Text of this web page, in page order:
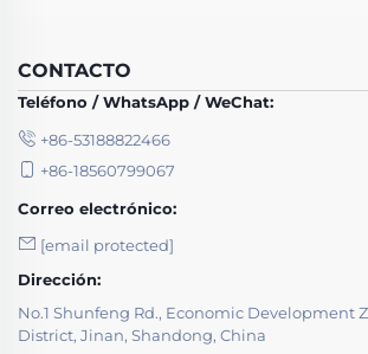
CONTACTO
Teléfono / WhatsApp / WeChat:
+86-53188822466
+86-18560799067
Correo electrónico:
[email protected]
Dirección:
No.1 Shunfeng Rd., Economic Development
District, Jinan, Shandong, China